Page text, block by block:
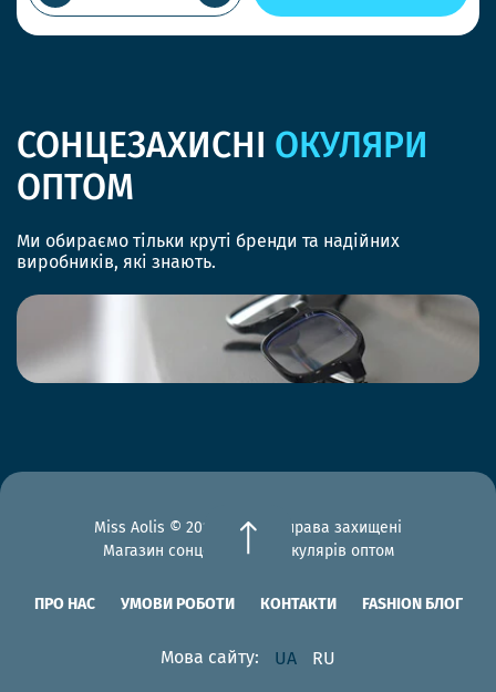
СОНЦЕЗАХИСНІ ОКУЛЯРИ
ОПТОМ
Ми обираємо тільки круті бренди та надійних
виробників, які знають.
Miss Aolis © 2012-2026 Всі права захищені
Магазин сонцезахисних окулярів оптом
ПРО НАС УМОВИ РОБОТИ КОНТАКТИ FASHION БЛОГ
Мова сайту: UA RU